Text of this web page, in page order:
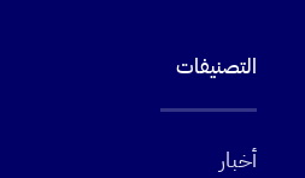
التصنيفات
أخبار